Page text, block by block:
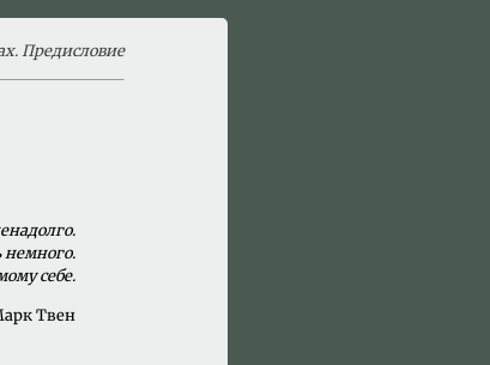
Предисловие
немного.
себе.
Твен